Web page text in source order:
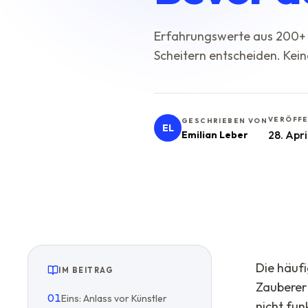
Erfahrungswerte aus
Scheitern entscheiden.
EL
GESCHRIEBEN VON
Emilian Leber 28.
IM BEITRAG
01Eins: Anlass vor Künstler
Die